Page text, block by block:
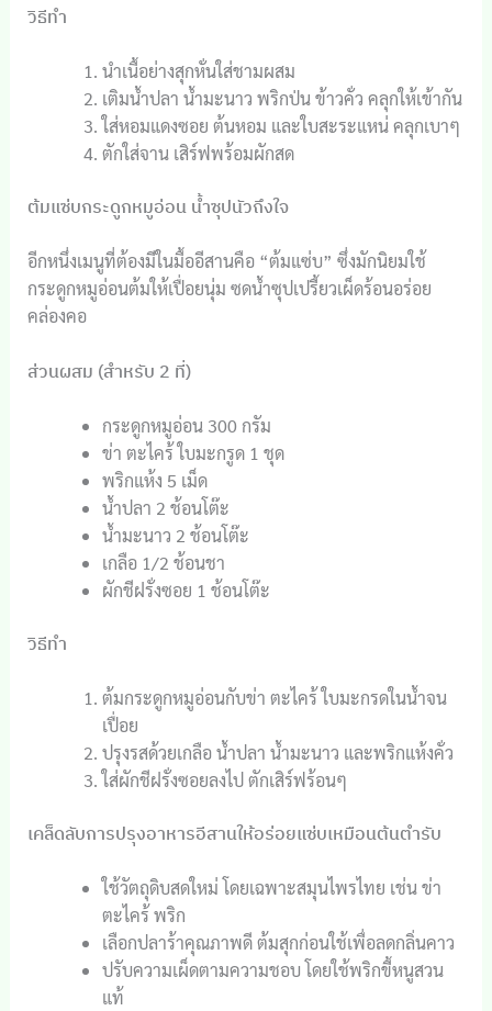
วิธีทำ
นำเนื้อย่างสุกหั่นใส่ชามผสม
เติมน้ำปลา น้ำมะนาว พริกป่น ข้าวคั่ว คลุกให้เข้ากัน
ใส่หอมแดงซอย ต้นหอม และใบสะระแหน่ คลุกเบาๆ
ตักใส่จาน เสิร์ฟพร้อมผักสด
ต้มแซ่บกระดูกหมูอ่อน น้ำซุปนัวถึงใจ
อีกหนึ่งเมนูที่ต้องมีในมื้ออีสานคือ “ต้มแซ่บ” ซึ่งมักนิยมใช้
กระดูกหมูอ่อนต้มให้เปื่อยนุ่ม ซดน้ำซุปเปรี้ยวเผ็ดร้อนอร่อย
คล่องคอ
ส่วนผสม (สำหรับ 2 ที่)
กระดูกหมูอ่อน 300 กรัม
ข่า ตะไคร้ ใบมะกรูด 1 ชุด
พริกแห้ง 5 เม็ด
น้ำปลา 2 ช้อนโต๊ะ
น้ำมะนาว 2 ช้อนโต๊ะ
เกลือ 1/2 ช้อนชา
ผักชีฝรั่งซอย 1 ช้อนโต๊ะ
วิธีทำ
ต้มกระดูกหมูอ่อนกับข่า ตะไคร้ ใบมะกรดในน้ำจน
เปื่อย
ปรุงรสด้วยเกลือ น้ำปลา น้ำมะนาว และพริกแห้งคั่ว
ใส่ผักชีฝรั่งซอยลงไป ตักเสิร์ฟร้อนๆ
เคล็ดลับการปรุงอาหารอีสานให้อร่อยแซ่บเหมือนต้นตำรับ
ใช้วัตถุดิบสดใหม่ โดยเฉพาะสมุนไพรไทย เช่น ข่า
ตะไคร้ พริก
เลือกปลาร้าคุณภาพดี ต้มสุกก่อนใช้เพื่อลดกลิ่นคาว
ปรับความเผ็ดตามความชอบ โดยใช้พริกขี้หนูสวน
แท้